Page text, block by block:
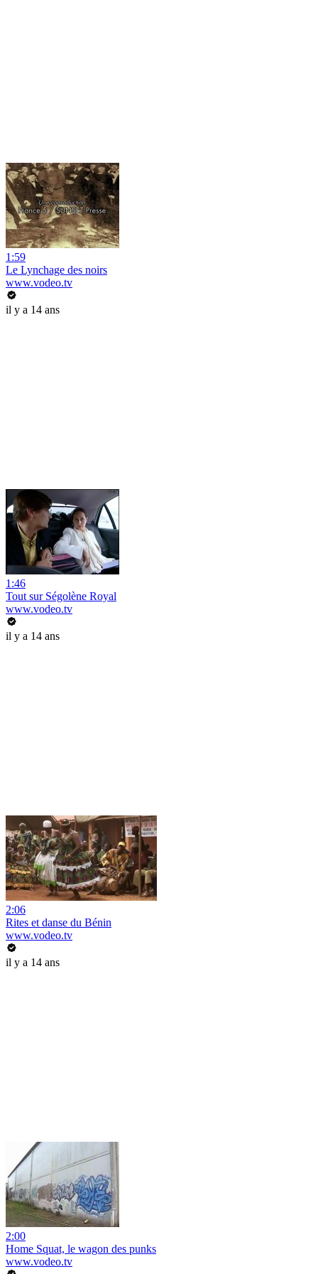
1:59
Le Lynchage des noirs
www.vodeo.tv
il y a 14 ans
1:46
Tout sur Ségolène Royal
www.vodeo.tv
il y a 14 ans
2:06
Rites et danse du Bénin
www.vodeo.tv
il y a 14 ans
2:00
Home Squat, le wagon des punks
www.vodeo.tv